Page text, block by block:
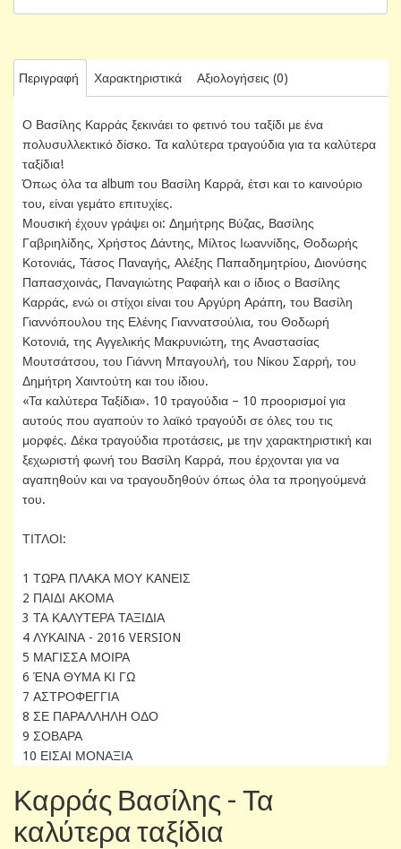
Περιγραφή Χαρακτηριστικά Αξιολογήσεις (0)
Ο Βασίλης Καρράς ξεκινάει το φετινό του ταξίδι με ένα
πολυσυλλεκτικό δίσκο. Τα καλύτερα τραγούδια για τα καλύτερα
ταξίδια!
Όπως όλα τα album του Βασίλη Καρρά, έτσι και το καινούριο
του, είναι γεμάτο επιτυχίες.
Μουσική έχουν γράψει οι: Δημήτρης Βύζας, Βασίλης
Γαβριηλίδης, Χρήστος Δάντης, Μίλτος Ιωαννίδης, Θοδωρής
Κοτονιάς, Τάσος Παναγής, Αλέξης Παπαδημητρίου, Διονύσης
Παπασχοινάς, Παναγιώτης Ραφαήλ και ο ίδιος ο Βασίλης
Καρράς, ενώ οι στίχοι είναι του Αργύρη Αράπη, του Βασίλη
Γιαννόπουλου της Ελένης Γιαννατσούλια, του Θοδωρή
Κοτονιά, της Αγγελικής Μακρυνιώτη, της Αναστασίας
Μουτσάτσου, του Γιάννη Μπαγουλή, του Νίκου Σαρρή, του
Δημήτρη Χαιντούτη και του ίδιου.
«Τα καλύτερα Ταξίδια». 10 τραγούδια – 10 προορισμοί για
αυτούς που αγαπούν το λαϊκό τραγούδι σε όλες του τις
μορφές. Δέκα τραγούδια προτάσεις, με την χαρακτηριστική και
ξεχωριστή φωνή του Βασίλη Καρρά, που έρχονται για να
αγαπηθούν και να τραγουδηθούν όπως όλα τα προηγούμενά
του.
ΤΙΤΛΟΙ:
1 ΤΩΡΑ ΠΛΑΚΑ ΜΟΥ ΚΑΝΕΙΣ
2 ΠΑΙΔΙ ΑΚΟΜΑ
3 ΤΑ ΚΑΛΥΤΕΡΑ ΤΑΞΙΔΙΑ
4 ΛΥΚΑΙΝΑ - 2016 VERSION
5 ΜΑΓΙΣΣΑ ΜΟΙΡΑ
6 ΈΝΑ ΘΥΜΑ ΚΙ ΓΩ
7 ΑΣΤΡΟΦΕΓΓΙΑ
8 ΣΕ ΠΑΡΑΛΛΗΛΗ ΟΔΟ
9 ΣΟΒΑΡΑ
10 ΕΙΣΑΙ ΜΟΝΑΞΙΑ
Καρράς Βασίλης - Τα
καλύτερα ταξίδια